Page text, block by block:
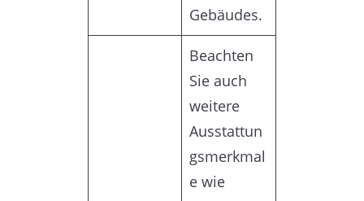
Gebäudes.
Beachten
Sie auch
weitere
Ausstattun
gsmerkmal
e wie